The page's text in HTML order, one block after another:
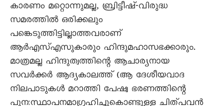
കാരണം മറ്റൊന്നുമല്ല, ബ്രിട്ടീഷ്-വിരുദ്ധ
സമരത്തിൽ ഒരിക്കലും
പങ്കെടുത്തിട്ടില്ലാത്തവരാണ്
ആർഎസ്എസുകാരും ഹിന്ദുമഹാസഭക്കാരും.
മാത്രമല്ല ഹിന്ദുത്വത്തിന്റെ ആചാര്യനായ
സവർക്കർ ആദ്യകാലത്ത് (ആ ദേശീയവാദ
നിലപാടുകൾ മറാത്തി പേഷ്വ ഭരണത്തിന്റെ